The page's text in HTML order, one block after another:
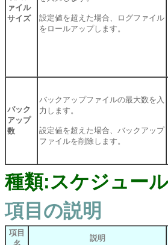
ァイル
サイズ
設定値を超えた場合、ログファイル
をロールアップします。
バック
アップ
数
バックアップファイルの最大数を入
力します。
設定値を超えた場合、バックアップ
ファイルを削除します。
種類:スケジュー
項目の説明
項目
説明